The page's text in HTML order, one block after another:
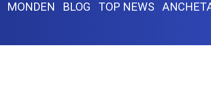
MONDEN BLOG TOP NEWS